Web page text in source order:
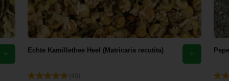
Echte Kamillethee Heel (Matricaria recutita)